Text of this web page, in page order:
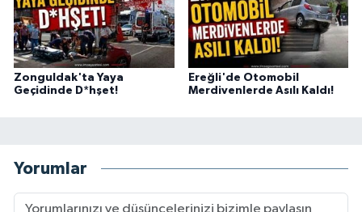
Zonguldak'ta Yaya
Geçidinde D*hşet!
Ereğli'de Otomobil
Merdivenlerde Asılı Kaldı!
Yorumlar